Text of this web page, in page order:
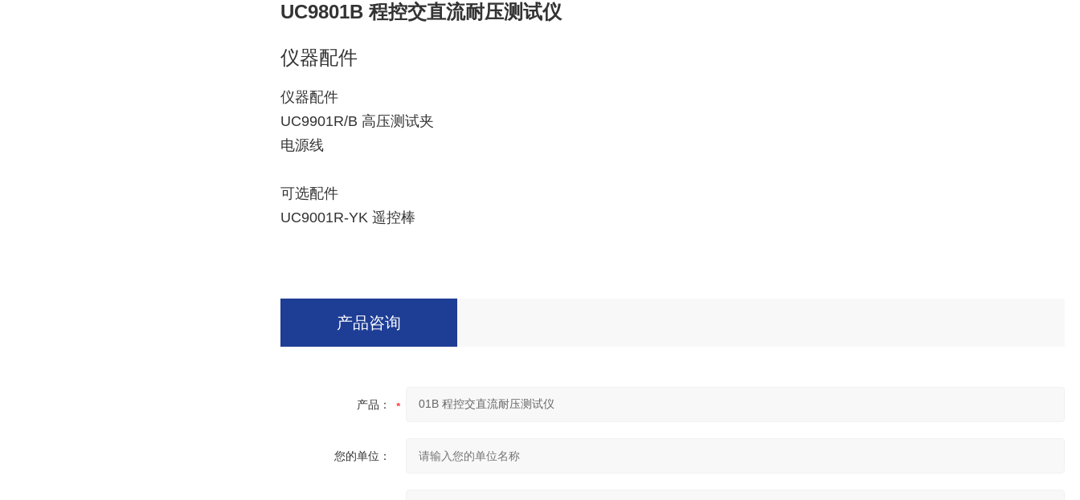
UC9801B 程控交直流耐压测试仪
仪器配件
仪器配件
UC9901R/B 高压测试夹
电源线
可选配件
UC9001R-YK 遥控棒
产品咨询
产品：
您的单位：